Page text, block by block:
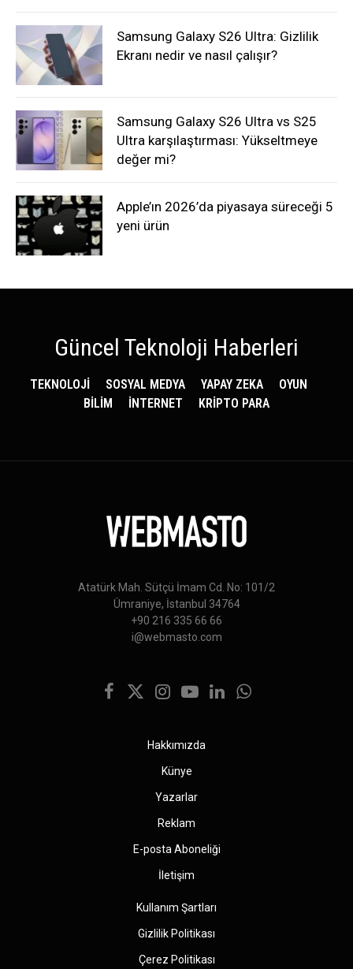
Samsung Galaxy S26 Ultra: Gizlilik
Ekranı nedir ve nasıl çalışır?
Samsung Galaxy S26 Ultra vs S25
Ultra karşılaştırması: Yükseltmeye
değer mi?
Apple’ın 2026’da piyasaya süreceği 5
yeni ürün
Güncel Teknoloji Haberleri
TEKNOLOJİ SOSYAL MEDYA YAPAY ZEKA
OYUN
BİLİM
İNTERNET KRİPTO PARA
Atatürk Mah. Sütçü İmam Cd. No: 101/2
Ümraniye, İstanbul 34764
+90 216 335 66 66
i@webmasto.com
Facebook
X
Instagram
YouTubeLinkedInWhatsApp
Hakkımızda
Künye
Yazarlar
Reklam
E-posta Aboneliği
İletişim
Kullanım Şartları
Gizlilik Politikası
Çerez Politikası